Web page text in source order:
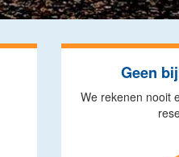
Geen
We rekenen nooit